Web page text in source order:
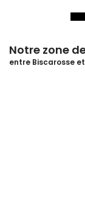
Notre zone
entre Biscarosse